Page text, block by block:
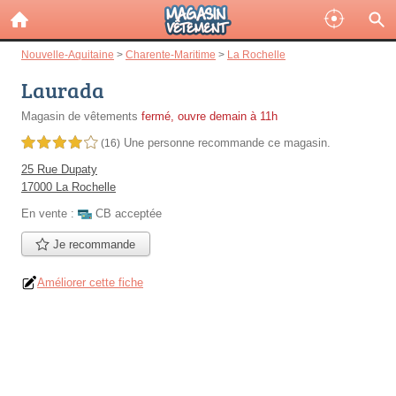
Nouvelle-Aquitaine > Charente-Maritime > La Rochelle
Laurada
Magasin de vêtements fermé, ouvre demain à 11h
4,0 étoiles sur 5 (16) Une personne recommande ce magasin.
25 Rue Dupaty
17000 La Rochelle
En vente :
CB acceptée
Je recommande
Améliorer cette fiche